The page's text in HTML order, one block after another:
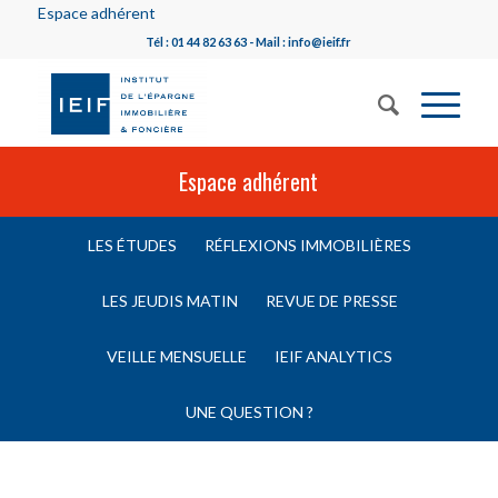
Espace adhérent
Tél : 01 44 82 63 63 - Mail : info@ieif.fr
Espace adhérent
LES ÉTUDES RÉFLEXIONS IMMOBILIÈRES
LES JEUDIS MATIN REVUE DE PRESSE
VEILLE MENSUELLE IEIF ANALYTICS
UNE QUESTION ?